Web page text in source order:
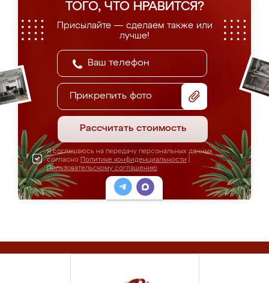
ТОГО, ЧТО НРАВИТСЯ?
Присылайте — сделаем также или
лучше!
Прикрепить фото
Рассчитать стоимость
Я соглашаюсь на передачу персональных данных
согласно Политике конфиденциальности
Пользовательскому соглашению